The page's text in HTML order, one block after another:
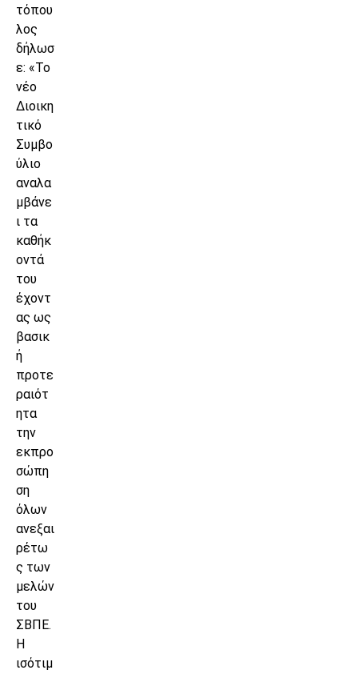
τόπου
λος
δήλωσ
ε: «Το
νέο
Διοικη
τικό
Συμβο
ύλιο
αναλα
μβάνε
ι τα
καθήκ
οντά
του
έχοντ
ας ως
βασικ
ή
προτε
ραιότ
ητα
την
εκπρο
σώπη
ση
όλων
ανεξαι
ρέτω
ς των
μελών
του
ΣΒΠΕ.
Η
ισότιμ